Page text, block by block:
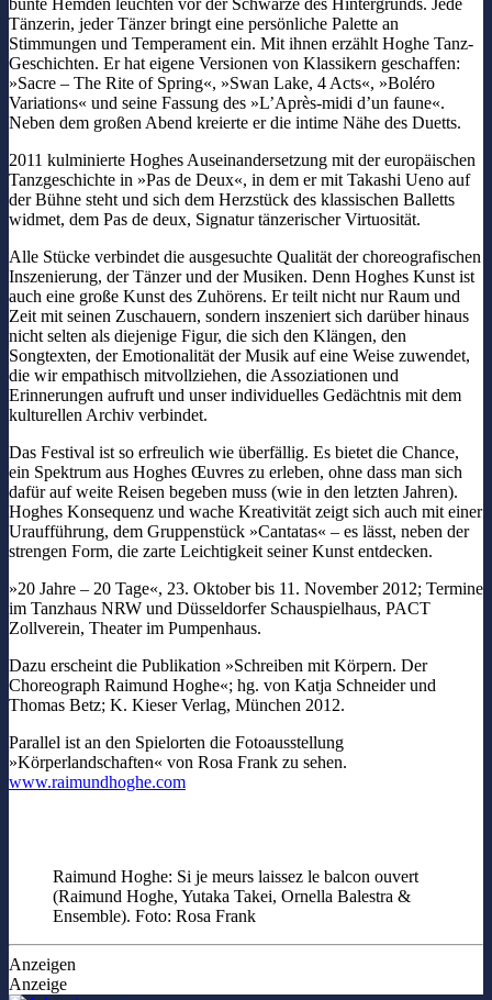
Tänzerin, jeder Tänzer bringt eine persönliche Palette an
Stimmungen und Temperament ein. Mit ihnen erzählt Hoghe Tanz-
Geschichten. Er hat eigene Versionen von Klassikern geschaffen:
»Sacre – The Rite of Spring«, »Swan Lake, 4 Acts«, »Boléro
Variations« und seine Fassung des »L’Après-midi d’un faune«.
Neben dem großen Abend kreierte er die intime Nähe des Duetts.
2011 kulminierte Hoghes Auseinandersetzung mit der europäischen
Tanzgeschichte in »Pas de Deux«, in dem er mit Takashi Ueno auf
der Bühne steht und sich dem Herzstück des klassischen Balletts
widmet, dem Pas de deux, Signatur tänzerischer Virtuosität.
Alle Stücke verbindet die ausgesuchte Qualität der choreografischen
Inszenierung, der Tänzer und der Musiken. Denn Hoghes Kunst ist
auch eine große Kunst des Zuhörens. Er teilt nicht nur Raum und
Zeit mit seinen Zuschauern, sondern inszeniert sich darüber hinaus
nicht selten als diejenige Figur, die sich den Klängen, den
Songtexten, der Emotionalität der Musik auf eine Weise zuwendet,
die wir empathisch mitvollziehen, die Assoziationen und
Erinnerungen aufruft und unser individuelles Gedächtnis mit dem
kulturellen Archiv verbindet.
Das Festival ist so erfreulich wie überfällig. Es bietet die Chance,
ein Spektrum aus Hoghes Œuvres zu erleben, ohne dass man sich
dafür auf weite Reisen begeben muss (wie in den letzten Jahren).
Hoghes Konsequenz und wache Kreativität zeigt sich auch mit einer
Uraufführung, dem Gruppenstück »Cantatas« – es lässt, neben der
strengen Form, die zarte Leichtigkeit seiner Kunst entdecken.
»20 Jahre – 20 Tage«, 23. Oktober bis 11. November 2012; Termine
im Tanzhaus NRW und Düsseldorfer Schauspielhaus, PACT
Zollverein, Theater im Pumpenhaus.
Dazu erscheint die Publikation »Schreiben mit Körpern. Der
Choreograph Raimund Hoghe«; hg. von Katja Schneider und
Thomas Betz; K. Kieser Verlag, München 2012.
Parallel ist an den Spielorten die Fotoausstellung
»Körperlandschaften« von Rosa Frank zu sehen.
www.raimundhoghe.com
Raimund Hoghe: Si je meurs laissez le balcon ouvert
(Raimund Hoghe, Yutaka Takei, Ornella Balestra &
Ensemble). Foto: Rosa Frank
Anzeigen
Anzeige